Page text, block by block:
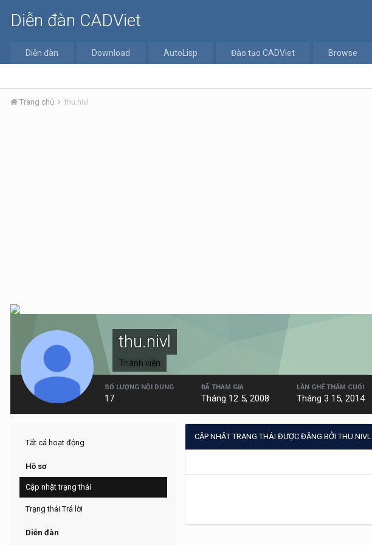
Diễn đàn CADViet
Diễn đàn Download AutoLisp Đào tạo CADViet Browse
Trang chủ thu.nivl
thu.nivl
Thành viên
SỐ LƯỢNG NỘI DUNG
17
ĐÃ THAM GIA
Tháng 12 5, 2008
LẦN GHÉ THĂM CUỐI
Tháng 3 15, 2014
Tất cả hoạt động
Hồ sơ
Cập nhật trạng thái
Trạng thái Trả lời
Diễn đàn
CẬP NHẬT TRẠNG THÁI ĐƯỢC ĐĂNG BỞI THU.NIVL